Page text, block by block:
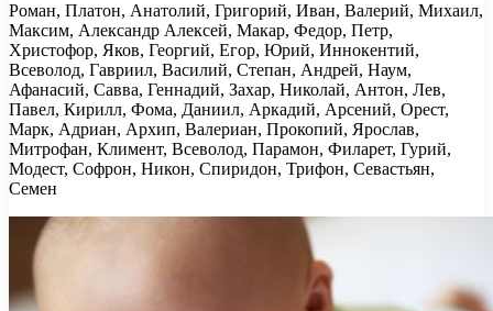
Роман, Платон, Анатолий, Григорий, Иван, Валерий, Михаил,
Максим, Александр Алексей, Макар, Федор, Петр,
Христофор, Яков, Георгий, Егор, Юрий, Иннокентий,
Всеволод, Гавриил, Василий, Степан, Андрей, Наум,
Афанасий, Савва, Геннадий, Захар, Николай, Антон, Лев,
Павел, Кирилл, Фома, Даниил, Аркадий, Арсений, Орест,
Марк, Адриан, Архип, Валериан, Прокопий, Ярослав,
Митрофан, Климент, Всеволод, Парамон, Филарет, Гурий,
Модест, Софрон, Никон, Спиридон, Трифон, Севастьян,
Семен